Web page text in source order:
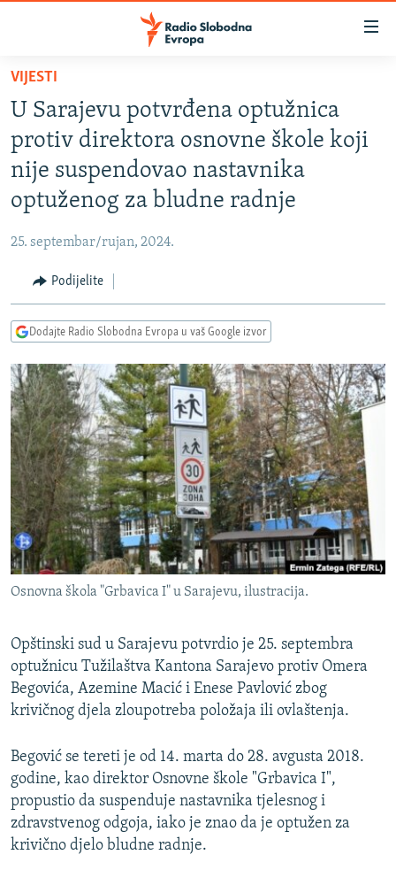
Pređite
glavni
sadržaj
Pređite
na
glavnu
Pređite
pretragu
BOSNA I HERCEGOVINA
SRBIJA
KOSOVO
VIZUELNO
VIDEO
FOTOGALERIJE
PODCASTI
RAT U UKRAJINI
RSE PRIČE IZ SVIJETA
ISPRIČAJ MI
DNEVNO@RSE
SPECIJALI RSE
VIŠE OD NASLOVA
GENOCID U SREBRENICI
POPLAVE I KLIZIŠTA U BIH 2024.
POST SCRIPTUM
MOJA EVROPA
TRI DECENIJE OD RATA U BIH
NASTANAK I RASPAD JUGOSLAVIJE
PRATITE NAS
VIJESTI
U Sarajevu potvrđena optužnica
protiv direktora osnovne škole koji
nije suspendovao nastavnika
optuženog za bludne radnje
25. septembar/rujan, 2024.
Podijelite
Dodajte Radio Slobodna Evropa u vaš Google izvor
Osnovna škola "Grbavica I" u Sarajevu, ilustracija.
Opštinski sud u Sarajevu potvrdio je 25. septembra
optužnicu Tužilaštva Kantona Sarajevo protiv Omera
Begovića, Azemine Macić i Enese Pavlović zbog
krivičnog djela zloupotreba položaja ili ovlaštenja.
Begović se tereti je od 14. marta do 28. avgusta 2018.
godine, kao direktor Osnovne škole "Grbavica I",
propustio da suspenduje nastavnika tjelesnog i
zdravstvenog odgoja, iako je znao da je optužen za
krivično djelo bludne radnje.